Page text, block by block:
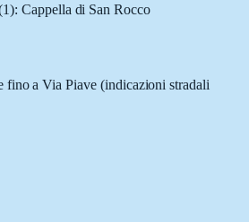
1): Cappella di San Rocco
fino aVia Piave(indicazioni stradali